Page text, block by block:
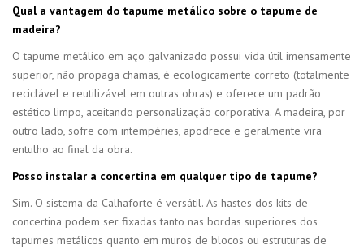
Qual a vantagem do tapume metálico sobre o tapume de
madeira?
O tapume metálico em aço galvanizado possui vida útil imensamente
superior, não propaga chamas, é ecologicamente correto (totalmente
reciclável e reutilizável em outras obras) e oferece um padrão
estético limpo, aceitando personalização corporativa. A madeira, por
outro lado, sofre com intempéries, apodrece e geralmente vira
entulho ao final da obra.
Posso instalar a concertina em qualquer tipo de tapume?
Sim. O sistema da Calhaforte é versátil. As hastes dos kits de
concertina podem ser fixadas tanto nas bordas superiores dos
tapumes metálicos quanto em muros de blocos ou estruturas de